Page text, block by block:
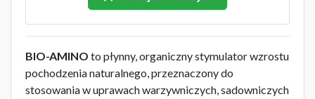
BIO-AMINO to płynny, organiczny stymulator wzrostu
pochodzenia naturalnego, przeznaczony do
stosowania w uprawach warzywniczych, sadowniczych